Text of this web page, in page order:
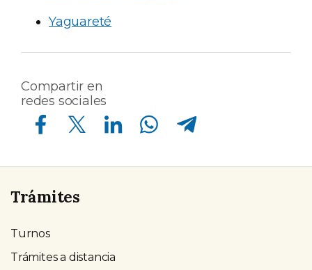
Yaguareté
Compartir en
redes sociales
Compartir en Facebook Compartir en Twitter Compartir en Linkedin Compartir en Whatsapp
Trámites
Turnos
Trámites a distancia